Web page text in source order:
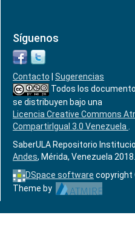
Síguenos
Contacto
Sugerencias
Todos los
se distribuyen bajo una
Licencia Creative Commons
CompartirIgual 3.0 Venezuela
SaberULA Repositorio
Andes, Mérida, Venezuela 2018.
DSpace software copyright
Theme by